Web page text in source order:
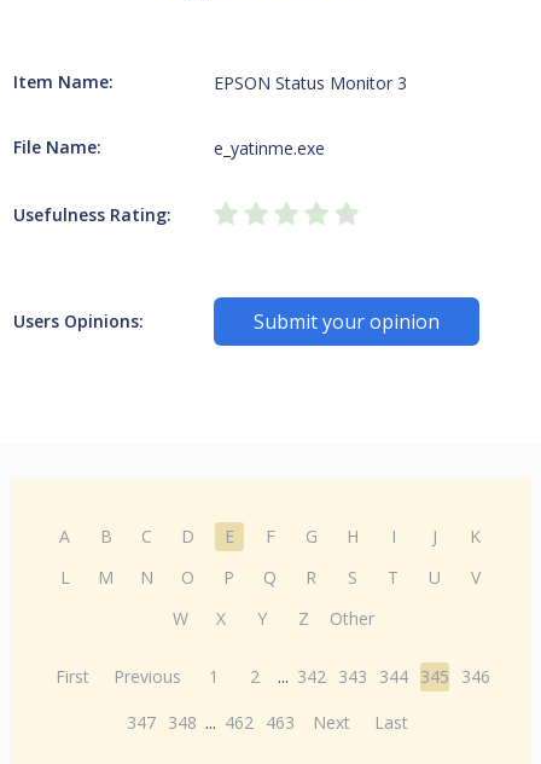
Item Name: EPSON Status Monitor 3
File Name: e_yatinme.exe
Usefulness Rating:
Users Opinions: Submit your opinion
A B C D E F G H I J
K
L
M N O P Q R S T U
V
W
X Y Z Other
First Previous 1 2 ... 342 343 344 345
346
347 348 ... 462 463 Next Last